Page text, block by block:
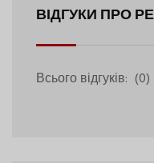
ВІДГУКИ ПРО
Всього відгуків: (0)